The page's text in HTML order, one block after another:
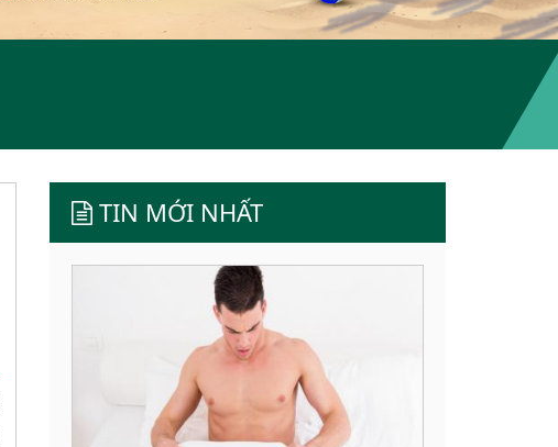
TIN MỚI NHẤT